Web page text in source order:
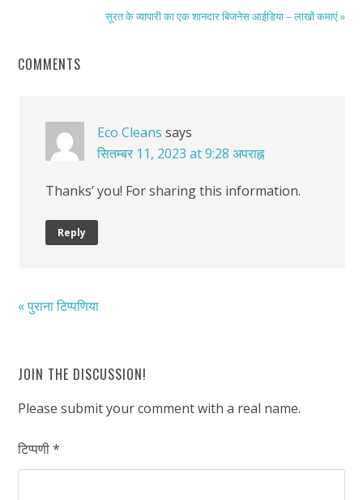
सूरत के व्यापारी का एक शानदार बिजनेस आईडिया – लाखों कमाएं »
COMMENTS
Eco Cleans says
सितम्बर 11, 2023 at 9:28 अपराह्न
Thanks’ you! For sharing this information.
Reply
« पुराना टिप्पणिया
JOIN THE DISCUSSION!
Please submit your comment with a real name.
टिप्पणी*